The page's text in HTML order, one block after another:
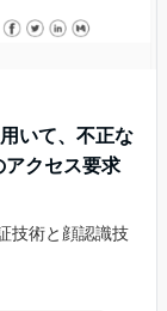
いて、不正な
アクセス要求
技術と顔認識技